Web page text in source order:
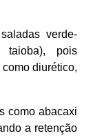
verde-
taioba), pois
diurético,
como abacaxi
a retenção